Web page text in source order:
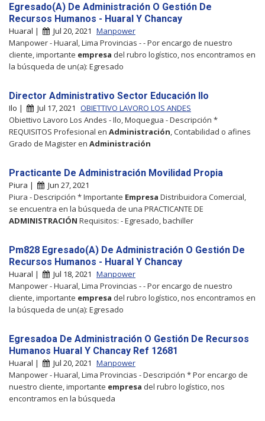
Egresado(A) De Administración O Gestión De
Recursos Humanos - Huaral Y Chancay
Huaral | Jul 20, 2021 Manpower
Manpower - Huaral, Lima Provincias - - Por encargo de nuestro
cliente, importante empresa del rubro logístico, nos encontramos en
la búsqueda de un(a): Egresado
Director Administrativo Sector Educación Ilo
Ilo | Jul 17, 2021 OBIETTIVO LAVORO LOS ANDES
Obiettivo Lavoro Los Andes - Ilo, Moquegua - Descripción *
REQUISITOS Profesional en Administración , Contabilidad o afines
Grado de Magister en Administración
Practicante De Administración Movilidad Propia
Piura |
Jun 27, 2021
Piura - Descripción * Importante Empresa Distribuidora Comercial,
se encuentra en la búsqueda de una PRACTICANTE DE
ADMINISTRACIÓN Requisitos: - Egresado, bachiller
Pm828 Egresado(A) De Administración O Gestión De
Recursos Humanos - Huaral Y Chancay
Huaral | Jul 18, 2021 Manpower
Manpower - Huaral, Lima Provincias - - Por encargo de nuestro
cliente, importante empresa del rubro logístico, nos encontramos en
la búsqueda de un(a): Egresado
Egresadoa De Administración O Gestión De Recursos
Humanos Huaral Y Chancay Ref 12681
Huaral | Jul 20, 2021 Manpower
Manpower - Huaral, Lima Provincias - Descripción * Por encargo de
nuestro cliente, importante empresa del rubro logístico, nos
encontramos en la búsqueda